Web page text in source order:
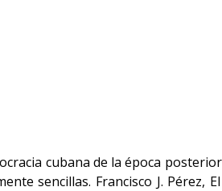
cubana de la época
sencillas. Francisco J. Pérez,